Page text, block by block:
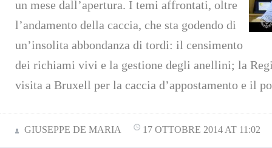
un mese dall’apertura. I temi affrontati, oltre
l’andamento della caccia, che sta godendo di
un’insolita abbondanza di tordi: il censimento
dei richiami vivi e la gestione degli anellini; la
visita a Bruxell per la caccia d’appostamento e il
GIUSEPPE DE MARIA 17 OTTOBRE 2014 AT 11:02